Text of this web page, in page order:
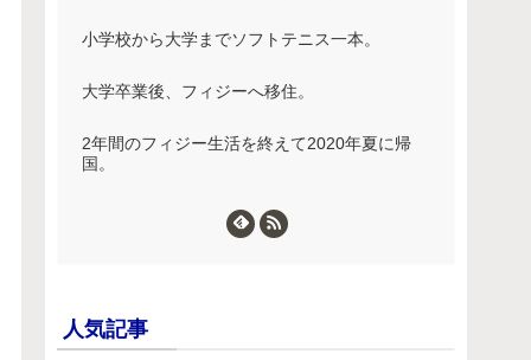
小学校から大学までソフトテニス一本。
大学卒業後、フィジーへ移住。
2年間のフィジー生活を終えて2020年夏に帰
国。
人気記事